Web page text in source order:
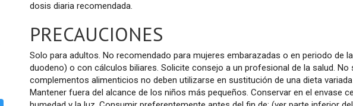
dosis diaria recomendada.
PRECAUCIONES
Solo para adultos. No recomendado para mujeres embarazadas o en periodo de
duodeno) o con cálculos biliares. Solicite consejo a un profesional de la salud.
complementos alimenticios no deben utilizarse en sustitución de una dieta
Mantener fuera del alcance de los niños más pequeños. Conservar en el envase